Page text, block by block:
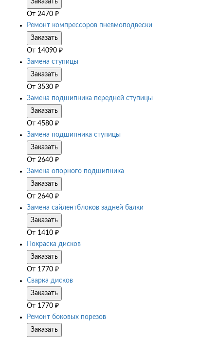
Заказать
От 2470 ₽
Ремонт компрессоров пневмоподвески
Заказать
От 14090 ₽
Замена ступицы
Заказать
От 3530 ₽
Замена подшипника передней ступицы
Заказать
От 4580 ₽
Замена подшипника ступицы
Заказать
От 2640 ₽
Замена опорного подшипника
Заказать
От 2640 ₽
Замена сайлентблоков задней балки
Заказать
От 1410 ₽
Покраска дисков
Заказать
От 1770 ₽
Сварка дисков
Заказать
От 1770 ₽
Ремонт боковых порезов
Заказать